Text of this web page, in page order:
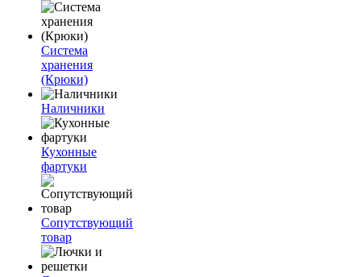
Система
хранения
(Крюки)
Наличники
Кухонные
фартуки
Сопутствующий
товар